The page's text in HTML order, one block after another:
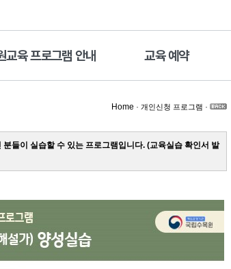
교육 프로그램 안내 교육 예약
Home · 개인신청 프로그램 ·
들이 실습할 수 있는 프로그램입니다. (교육실습 확인서 발